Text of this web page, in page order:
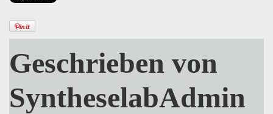
Geschrieben von
SyntheselabAdmin